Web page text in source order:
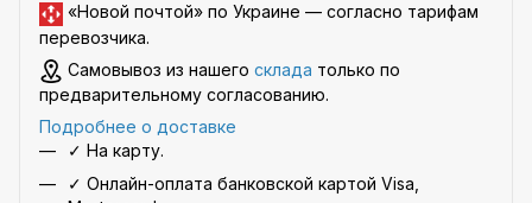
«Новой почтой» по Украине — согласно тарифам
перевозчика.
Самовывоз из нашего склада только по
предварительному согласованию.
Подробнее о доставке
✓ На карту.
✓ Онлайн-оплата банковской картой Visa,